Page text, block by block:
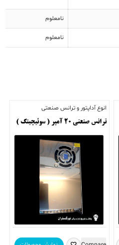
نامعلوم
نامعلوم
انوع آداپتور و ترانس صنعتی
ترانس صنعتی ۲۰ آمپر ( سوئیچینگ )